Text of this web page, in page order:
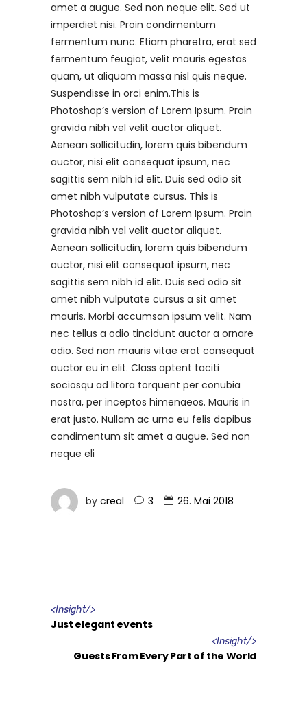
amet a augue. Sed non neque elit. Sed ut
imperdiet nisi. Proin condimentum
fermentum nunc. Etiam pharetra, erat sed
fermentum feugiat, velit mauris egestas
quam, ut aliquam massa nisl quis neque.
Suspendisse in orci enim.This is
Photoshop’s version of Lorem Ipsum. Proin
gravida nibh vel velit auctor aliquet.
Aenean sollicitudin, lorem quis bibendum
auctor, nisi elit consequat ipsum, nec
sagittis sem nibh id elit. Duis sed odio sit
amet nibh vulputate cursus. This is
Photoshop’s version of Lorem Ipsum. Proin
gravida nibh vel velit auctor aliquet.
Aenean sollicitudin, lorem quis bibendum
auctor, nisi elit consequat ipsum, nec
sagittis sem nibh id elit. Duis sed odio sit
amet nibh vulputate cursus a sit amet
mauris. Morbi accumsan ipsum velit. Nam
nec tellus a odio tincidunt auctor a ornare
odio. Sed non mauris vitae erat consequat
auctor eu in elit. Class aptent taciti
sociosqu ad litora torquent per conubia
nostra, per inceptos himenaeos. Mauris in
erat justo. Nullam ac urna eu felis dapibus
condimentum sit amet a augue. Sed non
neque eli
by creal 3 26. Mai 2018
<Insight/>
Just elegant events
<Insight/>
Guests From Every Part of the World